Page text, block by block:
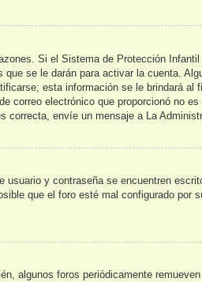
Si el Sistema de Protección
se le darán para activar la cuenta.
esta información se le brindará al
correo electrónico que proporcionó no
correcta, envíe un mensaje a La
y contraseña se encuentren
que el foro esté mal configurado por
algunos foros periódicamente